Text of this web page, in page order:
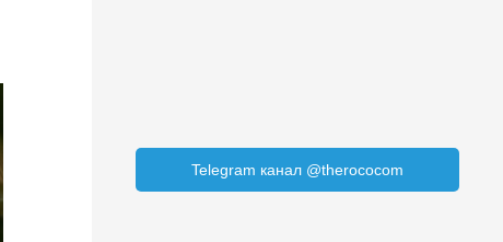
Telegram канал @therococom